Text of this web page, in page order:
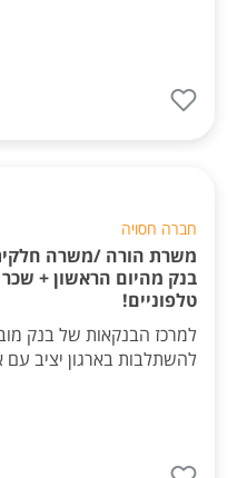
חברה חסויה
משרת הורה /משרה
בנק מהיום הראשון +
טלפוניים!
למרכז הבנקאות של בנק
להשתלבות בארגון יציב